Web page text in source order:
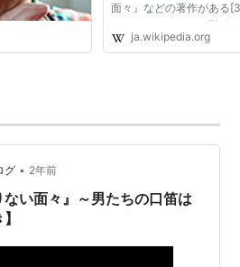
面々』などの著作がある
チュワードとしても勤務
者としても、第51回小学
ja.wikipedia.org
グ • 2年前
い面々』～男たちの口笛は